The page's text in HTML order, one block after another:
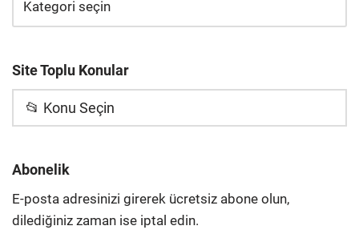
Site Toplu Konular
📂 Konu Seçin
Abonelik
E-posta adresinizi girerek ücretsiz abone olun,
dilediğiniz zaman ise iptal edin.